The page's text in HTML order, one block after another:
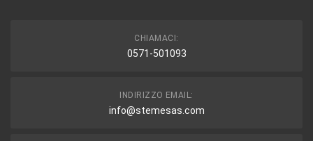
CHIAMACI:
0571-501093
INDIRIZZO EMAIL:
info@stemesas.com